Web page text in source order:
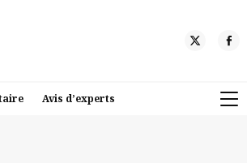
Avis d’experts